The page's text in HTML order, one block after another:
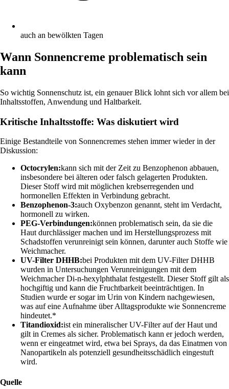
auch an bewölkten Tagen
Wann Sonnencreme problematisch sein
kann
So wichtig Sonnenschutz ist, ein genauer Blick lohnt sich vor allem bei
Inhaltsstoffen, Anwendung und Haltbarkeit.
Kritische Inhaltsstoffe: Was diskutiert wird
Einige Bestandteile von Sonnencremes stehen immer wieder in der
Diskussion:
Octocrylen:kann sich mit der Zeit zu Benzophenon abbauen,
insbesondere bei älteren oder falsch gelagerten Produkten.
Dieser Stoff wird mit möglichen krebserregenden und
hormonellen Effekten in Verbindung gebracht.
Benzophenon-3:auch Oxybenzon genannt, steht im Verdacht,
hormonell zu wirken.
PEG-Verbindungen:können problematisch sein, da sie die
Haut durchlässiger machen und im Herstellungsprozess mit
Schadstoffen verunreinigt sein können, darunter auch Stoffe wie
Weichmacher.
UV-Filter DHHB:bei Produkten mit dem UV-Filter DHHB
wurden in Untersuchungen Verunreinigungen mit dem
Weichmacher Di-n-hexylphthalat festgestellt. Dieser Stoff gilt als
hochgiftig und kann die Fruchtbarkeit beeinträchtigen. In
Studien wurde er sogar im Urin von Kindern nachgewiesen,
was auf eine Aufnahme über Alltagsprodukte wie Sonnencreme
hindeutet.*
Titandioxid:ist ein mineralischer UV-Filter auf der Haut und
gilt in Cremes als sicher. Problematisch kann er jedoch werden,
wenn er eingeatmet wird, etwa bei Sprays, da das Einatmen von
Nanopartikeln als potenziell gesundheitsschädlich eingestuft
wird.
Quelle